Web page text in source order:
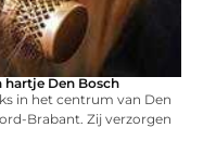
hartje Den Bosch
in het centrum van Den
Brabant. Zij verzorgen